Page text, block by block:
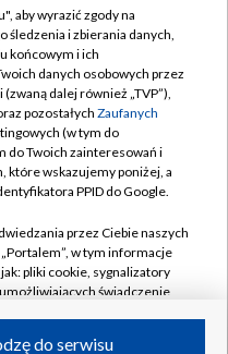
TVP
aby wyrazić zgody na
śledzenia i zbierania danych,
końcowym i ich
danych osobowych przez
dalej również „TVP”),
pozostałych Zaufanych
(w tym do
do Twoich zainteresowań i
które wskazujemy poniżej, a
PPID do Google.
przez Ciebie naszych
w tym informacje
pliki cookie, sygnalizatory
świadczenie
do serwisu